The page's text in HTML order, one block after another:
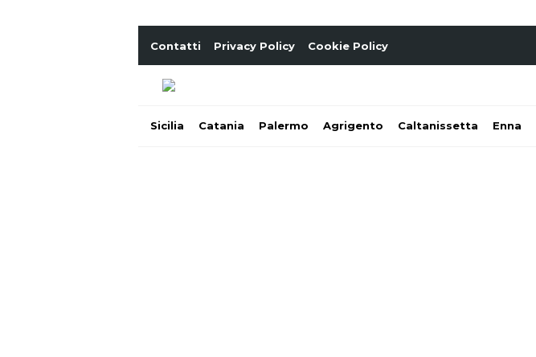
Contatti Privacy Policy Cookie Policy
Sicilia Catania Palermo Agrigento Caltanissetta Enna